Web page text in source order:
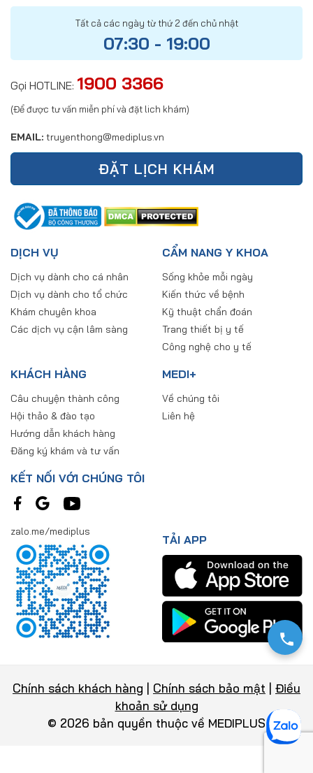
Tất cả các ngày từ thứ 2 đến chủ nhật
07:30 - 19:00
Gọi HOTLINE: 1900 3366
(Để được tư vấn miễn phí và đặt lich khám)
EMAIL: truyenthong@mediplus.vn
ĐẶT LỊCH KHÁM
DỊCH VỤ
Dịch vụ dành cho cá nhân
Dịch vụ dành cho tổ chức
Khám chuyên khoa
Các dịch vụ cận lâm sàng
CẨM NANG Y KHOA
Sống khỏe mỗi ngày
Kiến thức về bệnh
Kỹ thuật chẩn đoán
Trang thiết bị y tế
Công nghệ cho y tế
KHÁCH HÀNG
Câu chuyện thành công
Hội thảo & đào tạo
Hướng dẫn khách hàng
Đăng ký khám và tư vấn
MEDI+
Về chúng tôi
Liên hệ
KẾT NỐI VỚI CHÚNG TÔI
zalo.me/mediplus
TẢI APP
Chính sách khách hàng Chính sách bảo mật
Điều
khoản sử dụng
© 2026 bản quyền thuộc về MEDIPLUS